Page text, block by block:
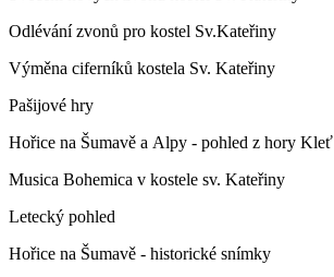
Odlévání zvonů pro kostel Sv.Kateřiny
Výměna ciferníků kostela Sv. Kateřiny
Pašijové hry
Hořice na Šumavě a Alpy - pohled z hory Kleť
Musica Bohemica v kostele sv. Kateřiny
Letecký pohled
Hořice na Šumavě - historické snímky